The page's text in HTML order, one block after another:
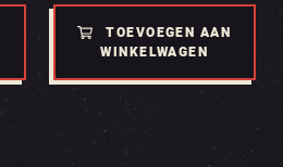
TOEVOEGEN AAN
WINKELWAGEN